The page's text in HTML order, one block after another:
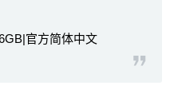
官方简体中文